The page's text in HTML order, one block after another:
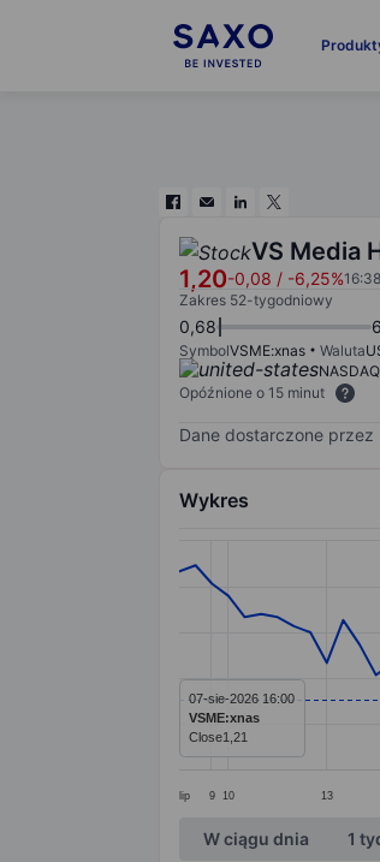
VS Media
1,20-0,08 / -6,25%
Zakres 52-tygodniowy
0,68
SymbolVSME:xnas Waluta
Opóźnione o 15 minut
Dane dostarczone przez
Wykres
Line chart with 76
The chart has 1 X
The chart has 1 Y
lip 9 10 13
07-sie-2026 16:00
VSME:xnas
Close1,21
End of interactive
W ciągu dnia 1